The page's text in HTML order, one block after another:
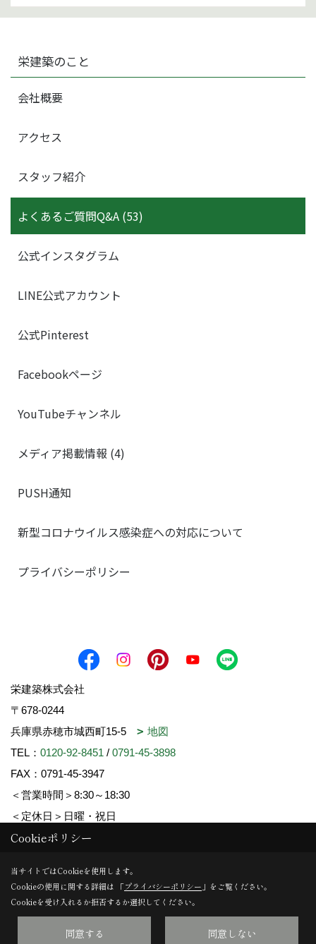
栄建築のこと
会社概要
アクセス
スタッフ紹介
よくあるご質問Q&A (53)
公式インスタグラム
LINE公式アカウント
公式Pinterest
Facebookページ
YouTubeチャンネル
メディア掲載情報 (4)
PUSH通知
新型コロナウイルス感染症への対応について
プライバシーポリシー
栄建築株式会社
〒678-0244
兵庫県赤穂市城西町15-5
地図
TEL： 0120-92-8451 / 0791-45-3898
FAX：0791-45-3947
＜営業時間＞8:30～18:30
＜定休日＞日曜・祝日
Copyright (c) SAKAE-KENCHIKU. All Rights Reserved.
Produced byゴデスクリエイト
Cookieポリシー
当サイトではCookieを使用します。
Cookieの使用に関する詳細は 「プライバシーポリシー 」をご覧ください。
Cookieを受け入れるか拒否するか選択してください。
同意する 同意しない